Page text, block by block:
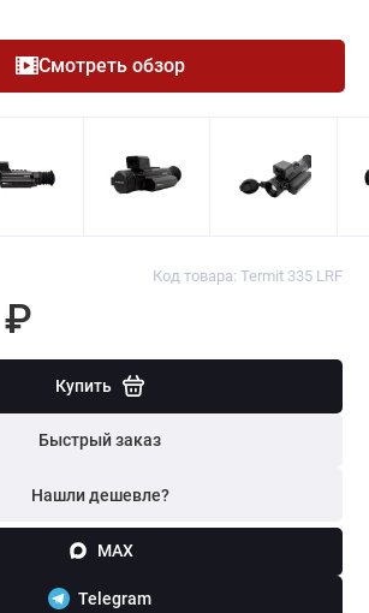
Смотреть обзор
Код товара: Termit 335 LRF
Купить
Быстрый заказ
Нашли дешевле?
MAX
Telegram